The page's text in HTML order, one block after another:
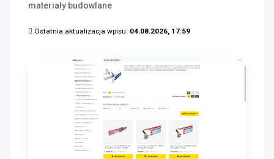
materiały budowlane
Ostatnia aktualizacja wpisu: 04.08.2026, 17:59